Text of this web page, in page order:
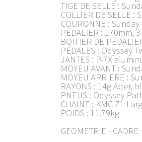
TIGE DE SELLE :
COLLIER DE SELLE :
COURONNE :
PÉDALIER : 170mm,
BOITIER DE
PÉDALES : Odyssey
JANTES : P-7X
MOYEU AVANT :
MOYEU ARRIERE :
RAYONS : 14g Acier,
PNEUS : Odyssey
CHAINE : KMC Z1
POIDS : 11.79kg
GEOMETRIE - CADRE